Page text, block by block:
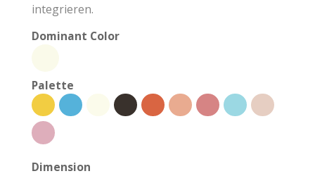
integrieren.
Dominant Color
Palette
Dimension